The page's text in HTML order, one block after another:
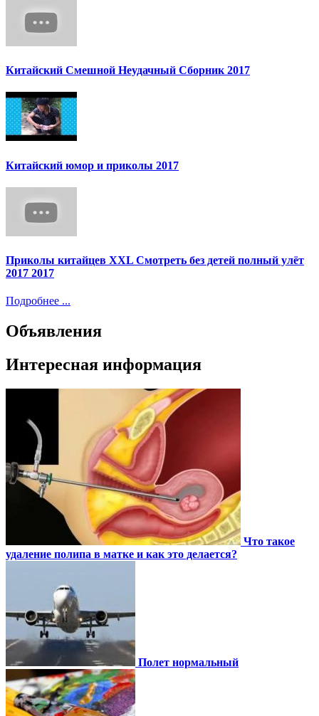
Китайский Смешной Неудачный Сборник 2017
Китайский юмор и приколы 2017
Приколы китайцев XXL Смотреть без детей полный улёт
2017 2017
Подробнее ...
Объявления
Интересная информация
Что такое
удаление полипа в матке и как это делается?
Полет нормальный